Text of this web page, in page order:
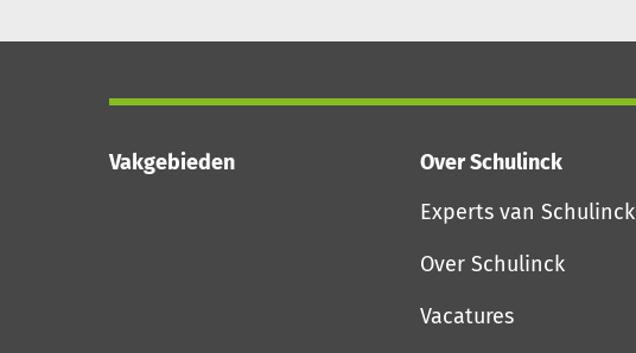
Vakgebieden
Over Schulinck
Experts van Schulinck
Over Schulinck
Vacatures